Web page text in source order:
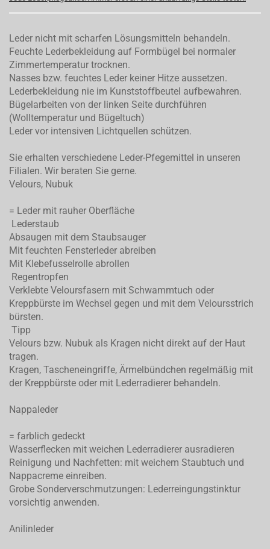
Leder nicht mit scharfen Lösungsmitteln behandeln.
Feuchte Lederbekleidung auf Formbügel bei normaler
Zimmertemperatur trocknen.
Nasses bzw. feuchtes Leder keiner Hitze aussetzen.
Lederbekleidung nie im Kunststoffbeutel aufbewahren.
Bügelarbeiten von der linken Seite durchführen
(Wolltemperatur und Bügeltuch)
Leder vor intensiven Lichtquellen schützen.
Sie erhalten verschiedene Leder-Pfegemittel in unseren
Filialen. Wir beraten Sie gerne.
Velours, Nubuk
= Leder mit rauher Oberfläche
Lederstaub
Absaugen mit dem Staubsauger
Mit feuchten Fensterleder abreiben
Mit Klebefusselrolle abrollen
Regentropfen
Verklebte Veloursfasern mit Schwammtuch oder
Kreppbürste im Wechsel gegen und mit dem Veloursstrich
bürsten.
Tipp
Velours bzw. Nubuk als Kragen nicht direkt auf der Haut
tragen.
Kragen, Tascheneingriffe, Ärmelbündchen regelmäßig mit
der Kreppbürste oder mit Lederradierer behandeln.
Nappaleder
= farblich gedeckt
Wasserflecken mit weichen Lederradierer ausradieren
Reinigung und Nachfetten: mit weichem Staubtuch und
Nappacreme einreiben.
Grobe Sonderverschmutzungen: Lederreingungstinktur
vorsichtig anwenden.
Anilinleder